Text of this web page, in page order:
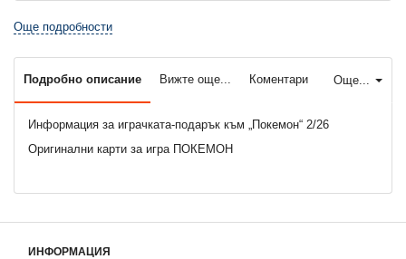
Още подробности
Още...
Подробно описание Вижте още... Коментари
Информация за играчката-подарък към „Покемон“ 2/26
Оригинални карти за игра ПОКЕМОН
ИНФОРМАЦИЯ